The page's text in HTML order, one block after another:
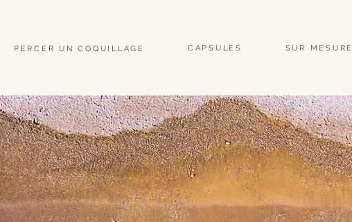
PERCER UN COQUILLAGE CAPSULES SUR MESURE